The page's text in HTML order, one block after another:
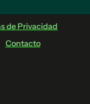
de Privacidad
Contacto